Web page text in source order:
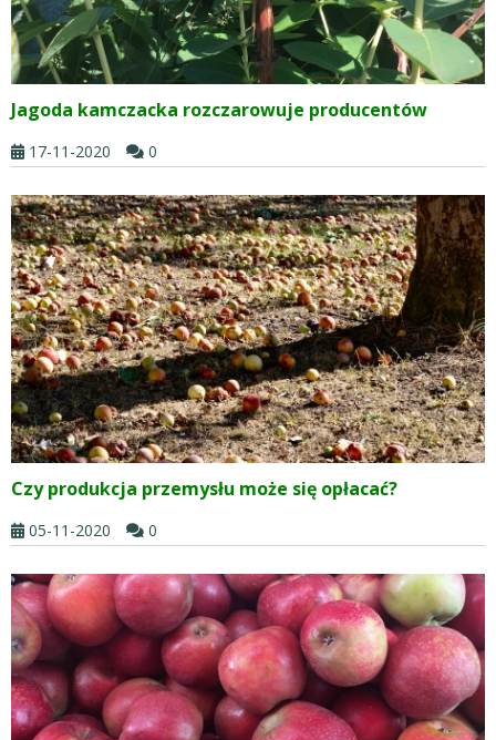
Jagoda kamczacka rozczarowuje producentów
17-11-2020 0
Czy produkcja przemysłu może się opłacać?
05-11-2020 0